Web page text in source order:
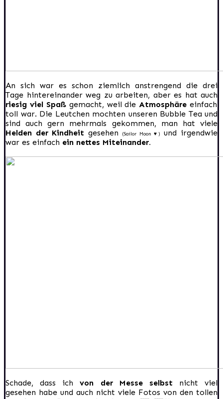
An sich war es schon ziemlich anstrengend die drei
Tage hintereinander weg zu arbeiten, aber es hat auch
riesig viel Spaßgemacht, weil die Atmosphäreeinfach
toll war. Die Leutchen mochten unseren Bubble Tea und
sind auch gern mehrmals gekommen, man hat viele
Helden der Kindheit gesehen (Sailor Moon ♥)
und irgendwie
war es einfach ein nettes Miteinander.
Schade, dass ich von der Messe selbst nicht viel
gesehen habe und auch nicht viele Fotos von den tollen